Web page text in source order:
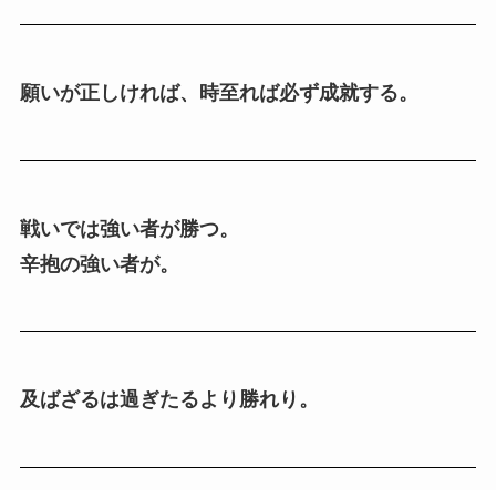
願いが正しければ、時至れば必ず成就する。
戦いでは強い者が勝つ。
辛抱の強い者が。
及ばざるは過ぎたるより勝れり。